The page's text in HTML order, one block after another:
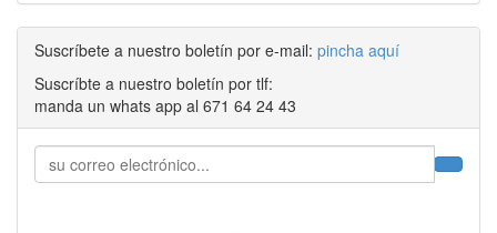
Suscríbete a nuestro boletín por e-mail: pincha aquí
Suscríbte a nuestro boletín por tlf:
manda un whats app al 671 64 24 43